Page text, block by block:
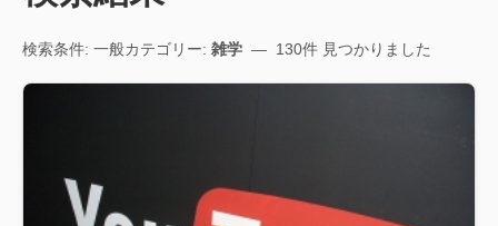
検索条件: 一般カテゴリー: 雑学 — 130件 見つかりました